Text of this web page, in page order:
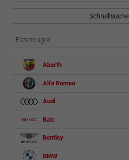
Schnellsuche
Fahrzeugnr.
Abarth
Alfa Romeo
Audi
Baic
Bentley
BMW